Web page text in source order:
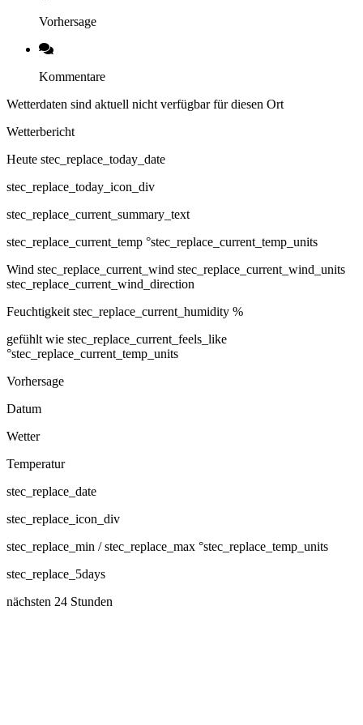
Vorhersage
Kommentare
Wetterdaten sind aktuell nicht verfügbar für diesen Ort
Wetterbericht
Heute stec_replace_today_date
stec_replace_today_icon_div
stec_replace_current_summary_text
stec_replace_current_temp °stec_replace_current_temp_units
Wind stec_replace_current_wind stec_replace_current_wind_units
stec_replace_current_wind_direction
Feuchtigkeit stec_replace_current_humidity %
gefühlt wie stec_replace_current_feels_like
°stec_replace_current_temp_units
Vorhersage
Datum
Wetter
Temperatur
stec_replace_date
stec_replace_icon_div
stec_replace_min / stec_replace_max °stec_replace_temp_units
stec_replace_5days
nächsten 24 Stunden